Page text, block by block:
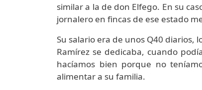
similar a la de don Elfego. En su
jornalero en fincas de ese estado
Su salario era de unos Q40
Ramírez se dedicaba, cuando
hacíamos bien porque no
alimentar a su familia.